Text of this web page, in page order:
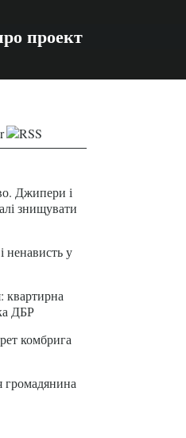
проект
Джипери і
знищувати
ненависть у
квартирна
ДБР
комбрига
громадянина